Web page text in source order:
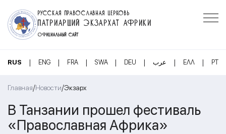
РУССКАЯ ПРАВОСЛАВНАЯ ЦЕРКОВЬ
ПАТРИАРШИЙ ЭКЗАРХАТ АФРИКИ
ОФИЦИАЛЬНЫЙ САЙТ
RUS | ENG | FRA | SWA | DEU | عرب | ΕΛΛ | PT
Главная/Новости/Экзарх
В Танзании прошел фестиваль
«Православная Африка»